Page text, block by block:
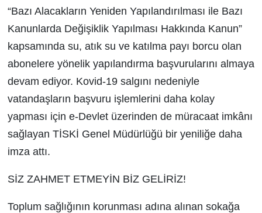
“Bazı Alacakların Yeniden Yapılandırılması ile Bazı
Kanunlarda Değişiklik Yapılması Hakkında Kanun”
kapsamında su, atık su ve katılma payı borcu olan
abonelere yönelik yapılandırma başvurularını almaya
devam ediyor. Kovid-19 salgını nedeniyle
vatandaşların başvuru işlemlerini daha kolay
yapması için e-Devlet üzerinden de müracaat imkânı
sağlayan TİSKİ Genel Müdürlüğü bir yeniliğe daha
imza attı.
SİZ ZAHMET ETMEYİN BİZ GELİRİZ!
Toplum sağlığının korunması adına alınan sokağa